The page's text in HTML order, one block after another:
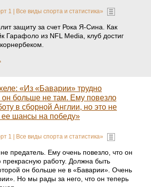
1 | Все виды спорта и статистика»
защиту за счет Рока Я-Сина. Как
Гарафоло из NFL Media, клуб достиг
«Из «Баварии» трудно
он больше не там. Ему повезло
в сборной Англии, но это не
ее шансы на победу»
1 | Все виды спорта и статистика»
предатель. Ему очень повезло, что он
прекрасную работу. Должна быть
он больше не в «Баварии». Очень
Но мы рады за него, что он теперь